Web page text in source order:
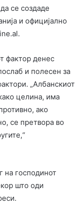
се создаде
и официјално
фактор денес
и полесен за
„Албанскиот
целина, има
ако
се претвора во
на господинот
што оди